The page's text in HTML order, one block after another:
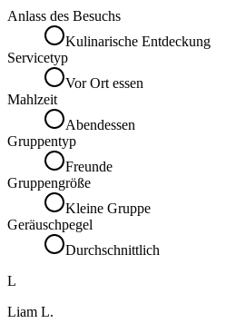
Anlass des Besuchs
Kulinarische Entdeckung
Servicetyp
Vor Ort essen
Mahlzeit
Abendessen
Gruppentyp
Freunde
Gruppengröße
Kleine Gruppe
Geräuschpegel
Durchschnittlich
L
Liam L.